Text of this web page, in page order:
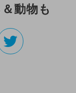
動物も